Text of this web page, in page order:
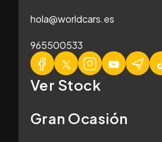
hola@worldcars.es
965500533
Ver Stock
Gran Ocasión